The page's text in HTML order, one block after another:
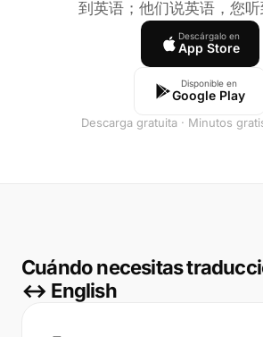
到英语；他们说英语，您听
Descárgalo en
App Store
Disponible en
Google Play
Descarga gratuita · Minutos
Cuándo necesitas
↔ English